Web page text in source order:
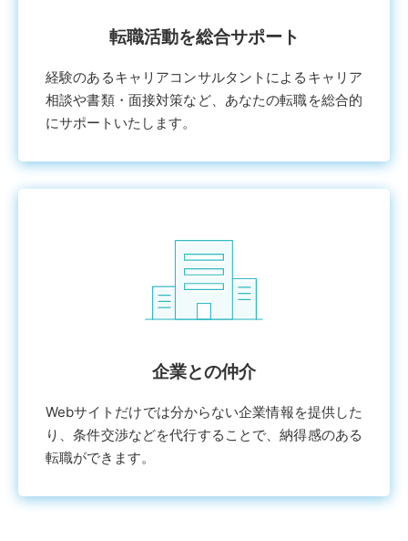
転職活動を総合サポート
経験のあるキャリアコンサルタントによるキャリア
相談や書類・⾯接対策など、あなたの転職を総合的
にサポートいたします。
企業との仲介
Webサイトだけでは分からない企業情報を提供した
り、条件交渉などを代⾏することで、納得感のある
転職ができます。